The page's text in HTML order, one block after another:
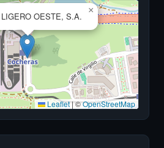
OESTE, S.A.
×
Leaflet|©OpenStreetMap